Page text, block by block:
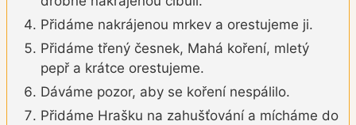
Přidáme nakrájenou mrkev a orestujeme ji.
Přidáme třený česnek, Mahá koření, mletý
pepř a krátce orestujeme.
Dáváme pozor, aby se koření nespálilo.
Přidáme Hrašku na zahušťování a mícháme do